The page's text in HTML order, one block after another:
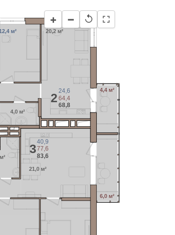
+ − ↺
м² 20,2 м²
4,0 м²
4,4 м²
2
24,6
64,4
68,8
21,0 м²
6,0 м²
3
40,9
77,6
83,6